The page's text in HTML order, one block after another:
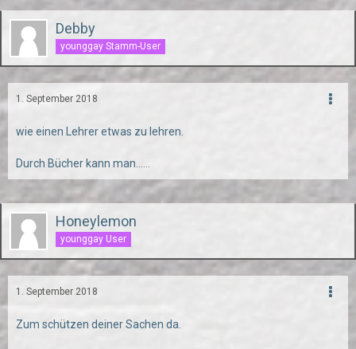
Debby
younggay Stamm-User
1. September 2018
wie einen Lehrer etwas zu lehren.
Durch Bücher kann man......
Honeylemon
younggay User
1. September 2018
Zum schützen deiner Sachen da.